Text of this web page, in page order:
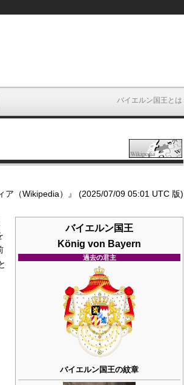
バイエルン国王と
ア（Wikipedia）』 (2025/07/09 05:01 UTC 版)
バイエルン国王
König von Bayern
過去の君主
バイエルン国王の紋章